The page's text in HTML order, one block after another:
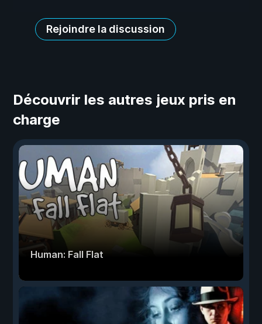
Rejoindre la discussion
Découvrir les autres jeux pris en
charge
Human: Fall Flat